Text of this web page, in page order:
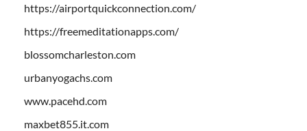
https://airportquickconnection.com/
https://freemeditationapps.com/
blossomcharleston.com
urbanyogachs.com
www.pacehd.com
maxbet855.it.com